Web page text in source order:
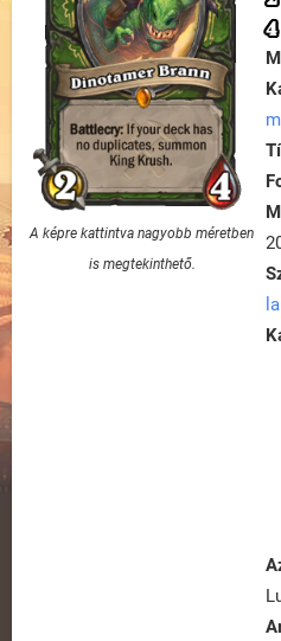
A képre kattintva nagyobb méretben
is megtekinthető.